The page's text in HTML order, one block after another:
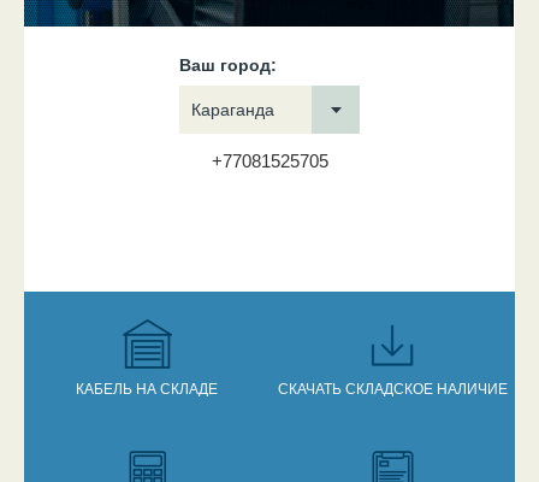
Ваш город:
Караганда
+77081525705
КАБЕЛЬ НА СКЛАДЕ СКАЧАТЬ СКЛАДСКОЕ НАЛИЧИЕ